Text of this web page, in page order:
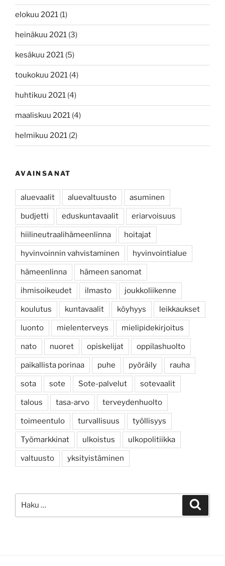
elokuu 2021 (1)
heinäkuu 2021 (3)
kesäkuu 2021 (5)
toukokuu 2021 (4)
huhtikuu 2021 (4)
maaliskuu 2021 (4)
helmikuu 2021 (2)
AVAINSANAT
aluevaalit aluevaltuusto asuminen
budjetti eduskuntavaalit eriarvoisuus
hiilineutraalihämeenlinna hoitajat
hyvinvoinnin vahvistaminen hyvinvointialue
hämeenlinna hämeen sanomat
ihmisoikeudet ilmasto joukkoliikenne
koulutus kuntavaalit köyhyys leikkaukset
luonto mielenterveys mielipidekirjoitus
nato nuoret opiskelijat oppilashuolto
paikallista porinaa puhe pyöräily rauha
sota sote Sote-palvelut sotevaalit
talous tasa-arvo terveydenhuolto
toimeentulo turvallisuus työllisyys
Työmarkkinat ulkoistus ulkopolitiikka
valtuusto yksityistäminen